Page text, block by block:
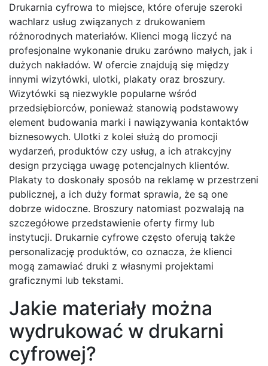
Drukarnia cyfrowa to miejsce, które oferuje szeroki
wachlarz usług związanych z drukowaniem
różnorodnych materiałów. Klienci mogą liczyć na
profesjonalne wykonanie druku zarówno małych, jak i
dużych nakładów. W ofercie znajdują się między
innymi wizytówki, ulotki, plakaty oraz broszury.
Wizytówki są niezwykle popularne wśród
przedsiębiorców, ponieważ stanowią podstawowy
element budowania marki i nawiązywania kontaktów
biznesowych. Ulotki z kolei służą do promocji
wydarzeń, produktów czy usług, a ich atrakcyjny
design przyciąga uwagę potencjalnych klientów.
Plakaty to doskonały sposób na reklamę w przestrzeni
publicznej, a ich duży format sprawia, że są one
dobrze widoczne. Broszury natomiast pozwalają na
szczegółowe przedstawienie oferty firmy lub
instytucji. Drukarnie cyfrowe często oferują także
personalizację produktów, co oznacza, że klienci
mogą zamawiać druki z własnymi projektami
graficznymi lub tekstami.
Jakie materiały można
wydrukować w drukarni
cyfrowej?